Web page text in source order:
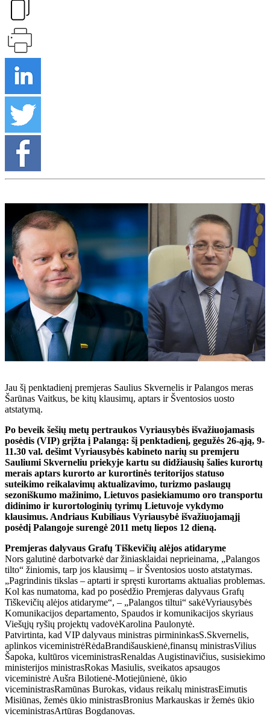
Jau šį penktadienį premjeras Saulius Skvernelis ir Palangos meras
Šarūnas Vaitkus, be kitų klausimų, aptars ir Šventosios uosto
atstatymą.
Po beveik šešių metų pertraukos Vyriausybės išvažiuojamasis
posėdis (VIP) grįžta į Palangą: šį penktadienį, gegužės 26-ąją, 9-
11.30 val. dešimt Vyriausybės kabineto narių su premjeru
Sauliumi Skverneliu priekyje kartu su didžiausių šalies kurortų
merais aptars kurorto ar kurortinės teritorijos statuso
suteikimo reikalavimų aktualizavimo, turizmo paslaugų
sezoniškumo mažinimo, Lietuvos pasiekiamumo oro transportu
didinimo ir kurortologinių tyrimų Lietuvoje vykdymo
klausimus. Andriaus Kubiliaus Vyriausybė išvažiuojamąjį
posėdį Palangoje surengė 2011 metų liepos 12 dieną.
Premjeras dalyvaus Grafų Tiškevičių alėjos atidaryme
Nors galutinė darbotvarkė dar žiniasklaidai neprieinama, „Palangos
tilto“ žiniomis, tarp jos klausimų – ir Šventosios uosto atstatymas.
„Pagrindinis tikslas – aptarti ir spręsti kurortams aktualias problemas.
Kol kas numatoma, kad po posėdžio Premjeras dalyvaus Grafų
Tiškevičių alėjos atidaryme“, – „Palangos tiltui“ sakėVyriausybės
Komunikacijos departamento, Spaudos ir komunikacijos skyriaus
Viešųjų ryšių projektų vadovėKarolina Paulonytė.
Patvirtinta, kad VIP dalyvaus ministras pirmininkasS.Skvernelis,
aplinkos viceministrėRėdaBrandišauskienė,finansų ministrasVilius
Šapoka, kultūros viceministrasRenaldas Augistinavičius, susisiekimo
ministerijos ministrasRokas Masiulis, sveikatos apsaugos
viceministrė Aušra Bilotienė-Motiejūnienė, ūkio
viceministrasRamūnas Burokas, vidaus reikalų ministrasEimutis
Misiūnas, žemės ūkio ministrasBronius Markauskas ir žemės ūkio
viceministrasArtūras Bogdanovas.